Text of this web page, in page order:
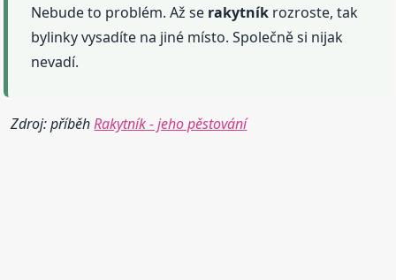
Nebude to problém. Až se rakytník rozroste, tak
bylinky vysadíte na jiné místo. Společně si nijak
nevadí.
Zdroj: příběhRakytník - jeho pěstování